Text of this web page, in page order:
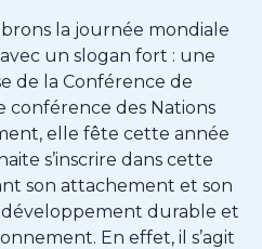
la journée mondiale
un slogan fort : une
de la Conférence de
conférence des Nations
elle fête cette année
s’inscrire dans cette
son attachement et son
durable et
En effet, il s’agit